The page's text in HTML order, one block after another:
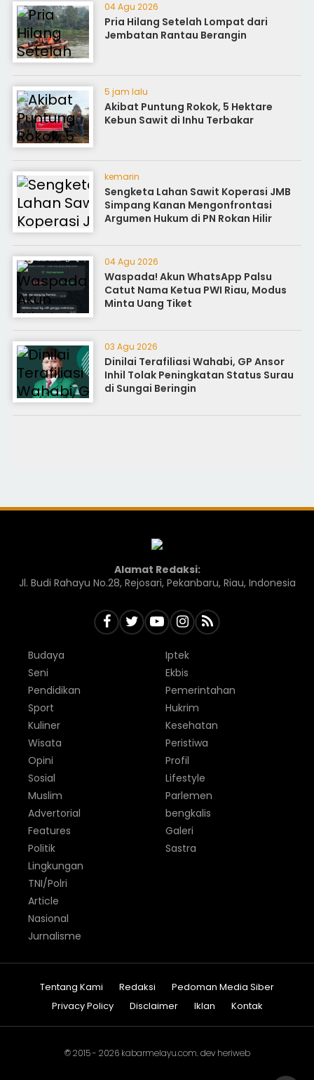
04 Agu 2026
Pria Hilang Setelah Lompat dari
Jembatan Rantau Berangin
5 jam lalu
Akibat Puntung Rokok, 5 Hektare
Kebun Sawit di Inhu Terbakar
kemarin
Sengketa Lahan Sawit Koperasi JMB
Simpang Kanan Mengonfrontasi
Argumen Hukum di PN Rokan Hilir
04 Agu 2026
Waspada! Akun WhatsApp Palsu
Catut Nama Ketua PWI Riau, Modus
Minta Uang Tiket
03 Agu 2026
Dinilai Terafiliasi Wahabi, GP Ansor
Inhil Tolak Peningkatan Status Surau
di Sungai Beringin
Alamat Redaksi:
Jl. Budi Rahayu No.28, Rejosari, Pekanbaru, Riau, Indonesia
Budaya
Seni
Pendidikan
Sport
Kuliner
Wisata
Iptek
Ekbis
Pemerintahan
Hukrim
Kesehatan
Peristiwa
Opini
Sosial
Muslim
Advertorial
Features
Politik
Profil
Lifestyle
Parlemen
bengkalis
Galeri
Sastra
Lingkungan
TNI/Polri
Article
Nasional
Jurnalisme
Tentang Kami Redaksi
Pedoman Media Siber
Privacy Policy
Disclaimer Iklan Kontak
© 2015 - 2026 kabarmelayu.com. dev heriweb